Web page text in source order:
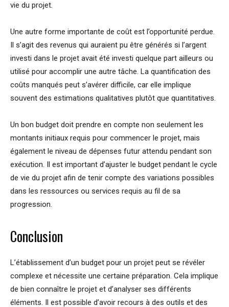
vie du projet.
Une autre forme importante de coût est l’opportunité perdue.
Il s’agit des revenus qui auraient pu être générés si l’argent
investi dans le projet avait été investi quelque part ailleurs ou
utilisé pour accomplir une autre tâche. La quantification des
coûts manqués peut s’avérer difficile, car elle implique
souvent des estimations qualitatives plutôt que quantitatives.
Un bon budget doit prendre en compte non seulement les
montants initiaux requis pour commencer le projet, mais
également le niveau de dépenses futur attendu pendant son
exécution. Il est important d’ajuster le budget pendant le cycle
de vie du projet afin de tenir compte des variations possibles
dans les ressources ou services requis au fil de sa
progression.
Conclusion
L’établissement d’un budget pour un projet peut se révéler
complexe et nécessite une certaine préparation. Cela implique
de bien connaître le projet et d’analyser ses différents
éléments. Il est possible d’avoir recours à des outils et des